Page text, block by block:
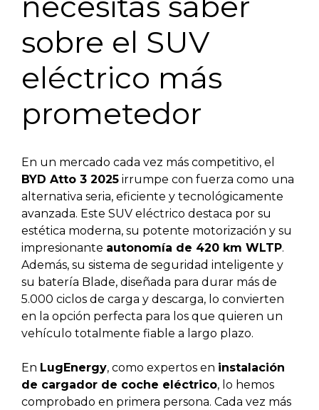
sobre el SUV
eléctrico más
prometedor
En un mercado cada vez más competitivo, el
BYD Atto 3 2025 irrumpe con fuerza como una
alternativa seria, eficiente y tecnológicamente
avanzada. Este SUV eléctrico destaca por su
estética moderna, su potente motorización y su
impresionante autonomía de 420 km WLTP.
Además, su sistema de seguridad inteligente y
su batería Blade, diseñada para durar más de
5.000 ciclos de carga y descarga, lo convierten
en la opción perfecta para los que quieren un
vehículo totalmente fiable a largo plazo.
En LugEnergy, como expertos en instalación
de cargador de coche eléctrico, lo hemos
comprobado en primera persona. Cada vez más